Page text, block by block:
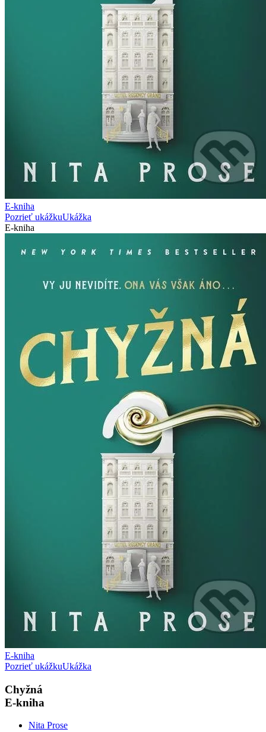
E-kniha
Pozrieť ukážkuUkážka
E-kniha
E-kniha
Pozrieť ukážkuUkážka
Chyžná
E-kniha
Nita Prose